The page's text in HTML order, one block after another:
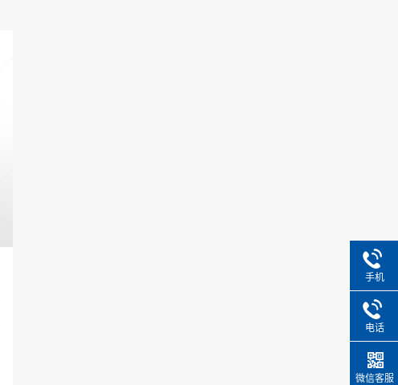
手机
电话
微信客服